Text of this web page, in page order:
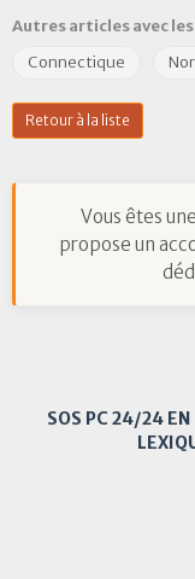
Autres articles avec
Connectique
Retour à la liste
Vous êtes
propose un
SOS PC 24/24 EN